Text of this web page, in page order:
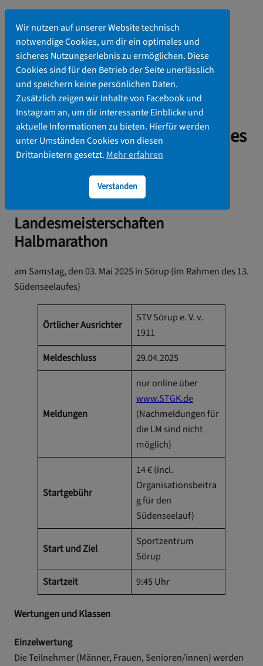
Zum
Inhalt
springen
Ausschreibung zu den
Ladesmeisterschaften
Halbmarathon im Rahmen des
Südenseelaufs
Landesmeisterschaften
Halbmarathon
am Samstag, den 03. Mai 2025 in Sörup (im Rahmen des 13.
Südenseelaufes)
Örtlicher Ausrichter
STV Sörup e. V. v.
1911
Meldeschluss
29.04.2025
Meldungen
nur online über
www.STGK.de
(Nachmeldungen für
die LM sind nicht
möglich)
Startgebühr
14 € (incl.
Organisationsbeitra
g für den
Südenseelauf)
Start und Ziel
Sportzentrum
Sörup
Startzeit
9:45 Uhr
Wertungen und Klassen
Einzelwertung
Die Teilnehmer (Männer, Frauen, Senioren/innen) werden
Wir nutzen auf unserer Website technisch
notwendige Cookies, um dir ein optimales und
sicheres Nutzungserlebnis zu ermöglichen. Diese
Cookies sind für den Betrieb der Seite unerlässlich
und speichern keine persönlichen Daten.
Zusätzlich zeigen wir Inhalte von Facebook und
Instagram an, um dir interessante Einblicke und
aktuelle Informationen zu bieten. Hierfür werden
unter Umständen Cookies von diesen
Drittanbietern gesetzt. Mehr erfahren
Verstanden